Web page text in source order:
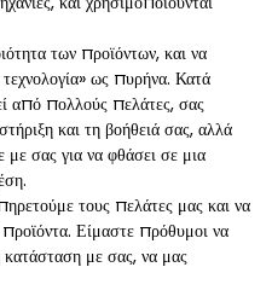
των προϊόντων, και να
ως πυρήνα. Κατά
από πολλούς πελάτες, σας
και τη βοήθειά σας, αλλά
με σας για να φθάσει σε μια
τους πελάτες μας και να
Είμαστε πρόθυμοι να
με σας, να μας